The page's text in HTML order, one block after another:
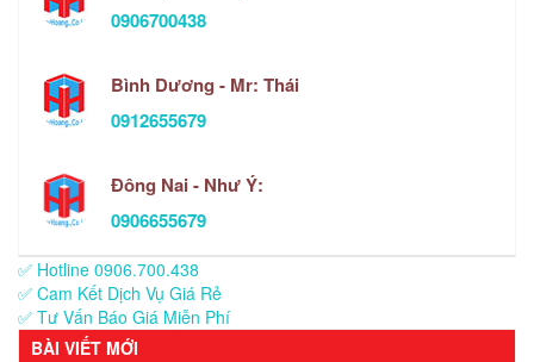
0906700438
Bình Dương - Mr: Thái
0912655679
Đông Nai - Như Ý:
0906655679
✅ Hotline 0906.700.438
✅ Cam Kết Dịch Vụ Giá Rẻ
✅ Tư Vấn Báo Giá Miễn Phí
BÀI VIẾT MỚI